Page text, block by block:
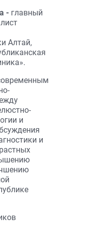
- главный
Алтай,
и
и